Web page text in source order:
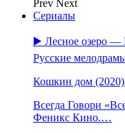
Prev Next
Сериалы
▶️ Лесное озеро
Русские
Кошкин дом
Всегда Говори
Феникс Кино.…